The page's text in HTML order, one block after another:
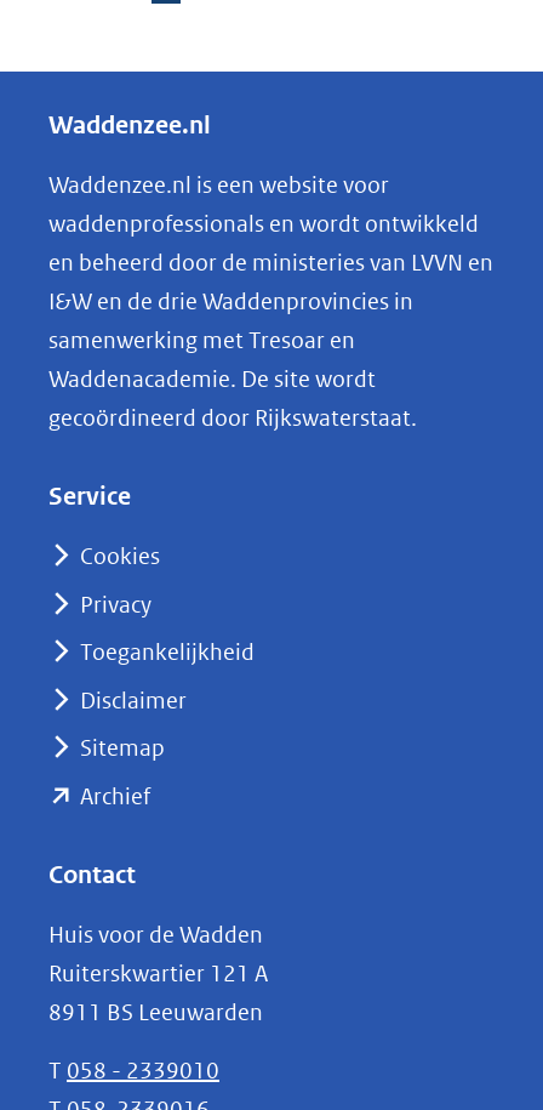
e
e
n
o
p
k
e
nieuw
naar
Waddenzee.nl
Waddenzee.nl is een website voor
waddenprofessionals en wordt ontwikkeld
en beheerd door de ministeries van LVVN en
I&W en de drie Waddenprovincies in
samenwerking met Tresoar en
Waddenacademie. De site wordt
gecoördineerd door Rijkswaterstaat.
Service
Cookies
Privacy
Toegankelijkheid
Disclaimer
Sitemap
Archief(opent
(verwijst
naar
een
andere
Contact
Huis voor de Wadden
Ruiterskwartier 121 A
8911 BS Leeuwarden
T 058 - 2339010